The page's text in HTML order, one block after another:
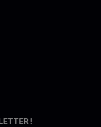
!